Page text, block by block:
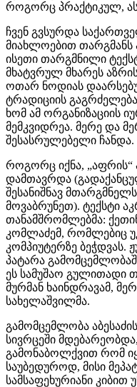
როგორც პრაქტიკულ,
ჩვენ გვსურდა
მიახლოებით
ისეთი თარგმნილი
მხატვრულ მხარეს
ოთარ ნოდიას
ტრადიციის
ხომ ამ ორგანიზაციის
მემკვიდრეა. მერე და
შესასრულებელი ჩანდა.
როგორც იქნა, „აფრის“
დამთავრდა
შესანიშნავ
მოვაბრუნეთ). ტექსტი
თანამშრომლებმა:
კომლაძემ, რომლებიც
კომპიუტერზე
პატარა
ეს სამუშაო გულითადი
მურმან ხაინდრავამ,
სახელაშვილმა.
გამომცემლობა
სივრცეში
გამონაბოლქვით რომ
საუბედუროდ, მისი
სამსაფეხურიანი კიბით